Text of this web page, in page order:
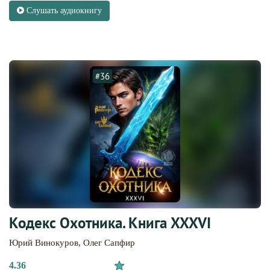
Слушать аудиокнигу
#36
Кодекс Охотника. Книга XXXVI
Юрий Винокуров, Олег Сапфир
4.36